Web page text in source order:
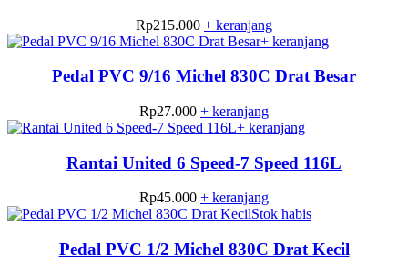
Rp215.000 + keranjang
+ keranjang
Pedal PVC 9/16 Michel 830C Drat Besar
Rp27.000 + keranjang
+ keranjang
Rantai United 6 Speed-7 Speed 116L
Rp45.000 + keranjang
Stok habis
Pedal PVC 1/2 Michel 830C Drat Kecil